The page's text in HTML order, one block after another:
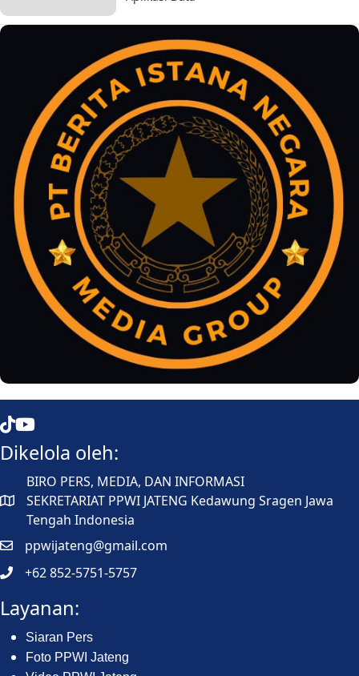
Mata Jateng
Mata Jateng
Dikelola oleh:
BIRO PERS, MEDIA, DAN INFORMASI
SEKRETARIAT PPWI JATENG Kedawung Sragen Jawa
Tengah Indonesia
ppwijateng@gmail.com
+62 852-5751-5757
Layanan:
Siaran Pers
Foto PPWI Jateng